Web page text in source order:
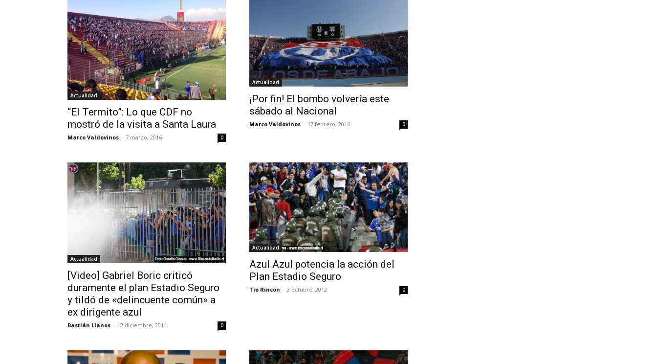
Actualidad
“El Termito”: Lo que CDF no
mostró de la visita a Santa Laura
Marco Valdovinos - 7 marzo, 2016 0
Actualidad
¡Por fin! El bombo volvería este
sábado al Nacional
Marco Valdovinos - 17 febrero, 2016 0
Actualidad
[Video] Gabriel Boric criticó
duramente el plan Estadio Seguro
y tildó de «delincuente común» a
ex dirigente azul
Bastián Llanos - 12 diciembre, 2014 0
Actualidad
Azul Azul potencia la acción del
Plan Estadio Seguro
Tio Rincón - 3 octubre, 2012 0